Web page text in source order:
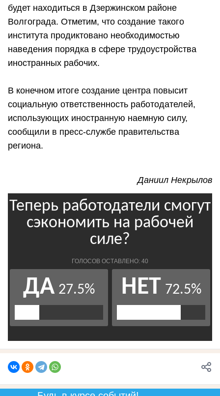
будет находиться в Дзержинском районе
Волгограда. Отметим, что создание такого
института продиктовано необходимостью
наведения порядка в сфере трудоустройства
иностранных рабочих.
В конечном итоге создание центра повысит
социальную ответственность работодателей,
использующих иностранную наемную силу,
сообщили в пресс-службе правительства
региона.
Даниил Некрылов